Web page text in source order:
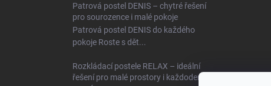
Patrová postel DENIS – chytré řešení
pro sourozence i malé pokoje
Patrová postel DENIS do každého
pokoje Roste s dět...
Rozkládací postele RELAX – ideální
řešení pro malé prostory i každodenní